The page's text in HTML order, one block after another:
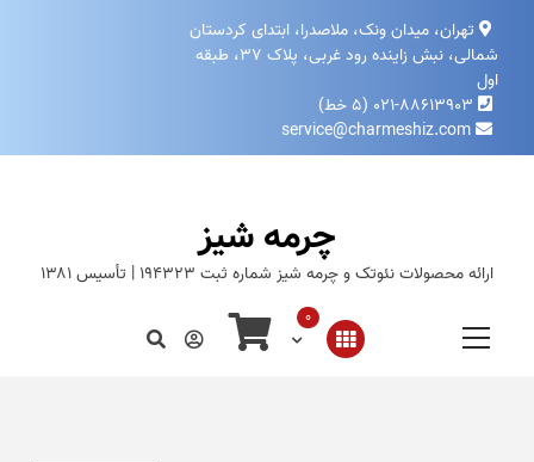
تهران، میدان ونک، ملاصدرا، ابتدای کردستان
شمالی، نبش زاینده‌ رود غربی، پلاک ۳۷، طبقه
اول
۰۲۱-۸۸۶۱۳۹۰۳ (۵ خط)
service@charmeshiz.com
چرمه شیز
ارائه محصولات نئوتک و چرمه شیز شماره ثبت ۱۹۴۳۲۳ | تأسیس ۱۳۸۱
0